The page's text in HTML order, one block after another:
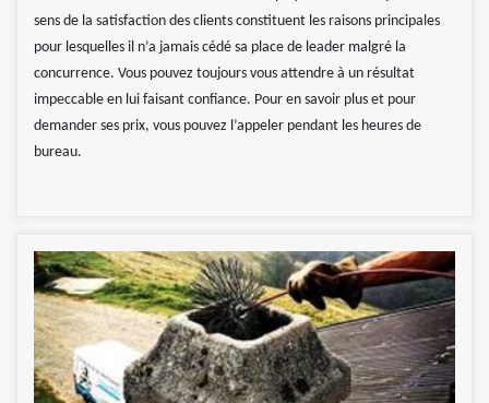
sens de la satisfaction des clients constituent les raisons principales
pour lesquelles il n’a jamais cédé sa place de leader malgré la
concurrence. Vous pouvez toujours vous attendre à un résultat
impeccable en lui faisant confiance. Pour en savoir plus et pour
demander ses prix, vous pouvez l’appeler pendant les heures de
bureau.